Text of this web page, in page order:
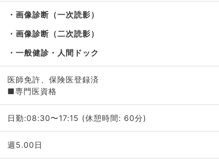
画像診断（一次読影）
画像診断（二次読影）
一般健診・人間ドック
医師免許、保険医登録済
■専門医資格
日勤:08:30〜17:15 (休憩時間: 60分)
週5.00日